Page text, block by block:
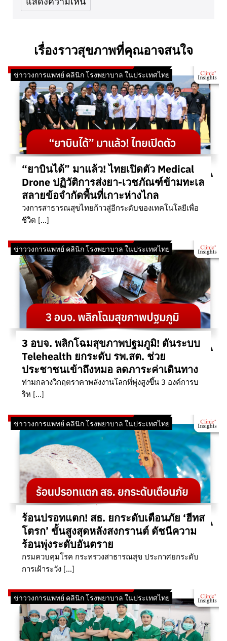
เรื่องราวสุขภาพที่คุณอาจสนใจ
ข่าววงการแพทย์ คลินิก โรงพยาบาล ในประเทศไทย
“ยาบินได้” มาแล้ว! ไทยเปิดตัว Medical
Drone ปฏิวัติการส่งยา-เวชภัณฑ์ข้ามทะเล
สลายข้อจำกัดพื้นที่เกาะห่างไกล
วงการสาธารณสุขไทยก้าวสู่อีกระดับของเทคโนโลยีเพื่อ
ชีวิต […]
ข่าววงการแพทย์ คลินิก โรงพยาบาล ในประเทศไทย
3 อบจ. พลิกโฉมสุขภาพปฐมภูมิ! ดันระบบ
Telehealth ยกระดับ รพ.สต. ช่วย
ประชาชนเข้าถึงหมอ ลดภาระค่าเดินทาง
ท่ามกลางวิกฤตราคาพลังงานโลกที่พุ่งสูงขึ้น 3 องค์การบ
ริห […]
ข่าววงการแพทย์ คลินิก โรงพยาบาล ในประเทศไทย
ร้อนปรอทแตก! สธ. ยกระดับเตือนภัย ‘ฮีทส
โตรก’ ขั้นสูงสุดหลังสงกรานต์ ดัชนีความ
ร้อนพุ่งระดับอันตราย
กรมควบคุมโรค กระทรวงสาธารณสุข ประกาศยกระดับ
การเฝ้าระวัง […]
ข่าววงการแพทย์ คลินิก โรงพยาบาล ในประเทศไทย